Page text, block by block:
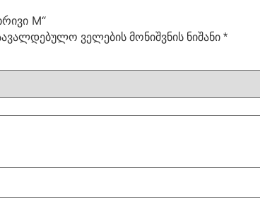
M“
ველების მონიშვნის ნიშანი *